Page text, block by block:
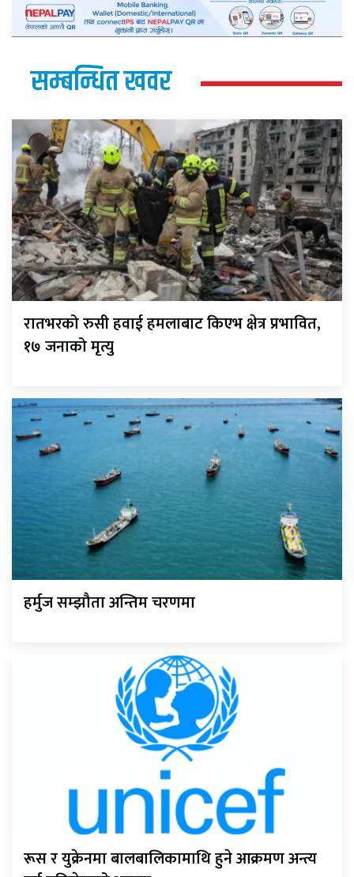
सम्बन्धित खवर
रातभरको रुसी हवाई हमलाबाट किएभ क्षेत्र प्रभावित,
१७ जनाको मृत्यु
हर्मुज सम्झौता अन्तिम चरणमा
रूस र युक्रेनमा बालबालिकामाथि हुने आक्रमण अन्त्य